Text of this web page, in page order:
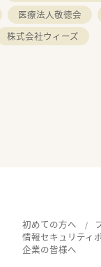
医療法人敬徳会
株式会社ウィーズ
初めての方へ
情報セキュリティ
企業の皆様へ